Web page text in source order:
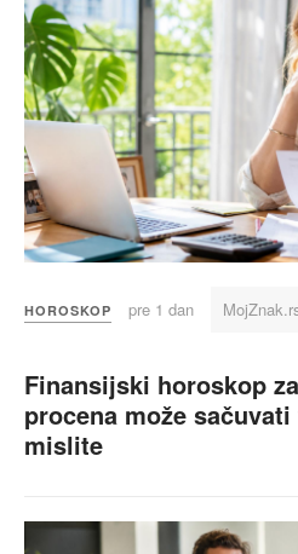
HOROSKOP pre 1 dan
Finansijski horoskop
procena može
mislite